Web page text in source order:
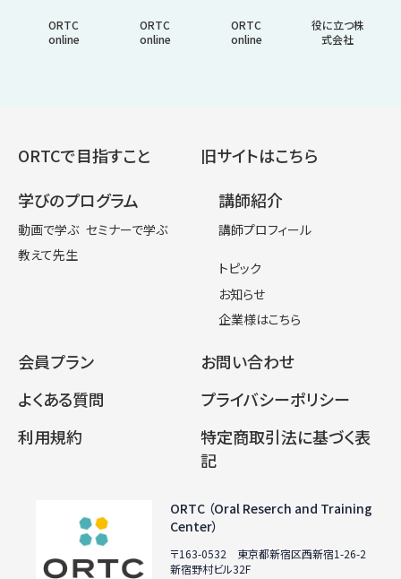
ORTC
online
ORTC
online
ORTC
online
役に立つ株
式会社
ORTC （Oral Reserch and Training
Center）
〒163-0532 東京都新宿区西新宿1-26-2
新宿野村ビル32F
ORTCで目指すこと
旧サイトはこちら
学びのプログラム
動画で学ぶ セミナーで学ぶ
教えて先生
講師紹介
講師プロフィール
トピック
お知らせ
企業様はこちら
会員プラン
お問い合わせ
よくある質問
プライバシーポリシー
利用規約
特定商取引法に基づく表
記